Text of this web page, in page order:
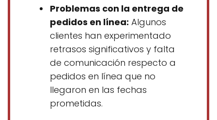
Problemas con la entrega de
pedidos en línea: Algunos
clientes han experimentado
retrasos significativos y falta
de comunicación respecto a
pedidos en línea que no
llegaron en las fechas
prometidas.